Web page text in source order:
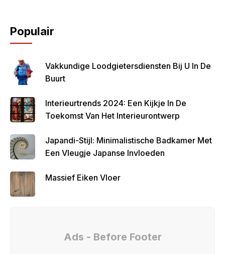
Populair
Vakkundige Loodgietersdiensten Bij U In De
Buurt
Interieurtrends 2024: Een Kijkje In De
Toekomst Van Het Interieurontwerp
Japandi-Stijl: Minimalistische Badkamer Met
Een Vleugje Japanse Invloeden
Massief Eiken Vloer
Ads - Before Footer